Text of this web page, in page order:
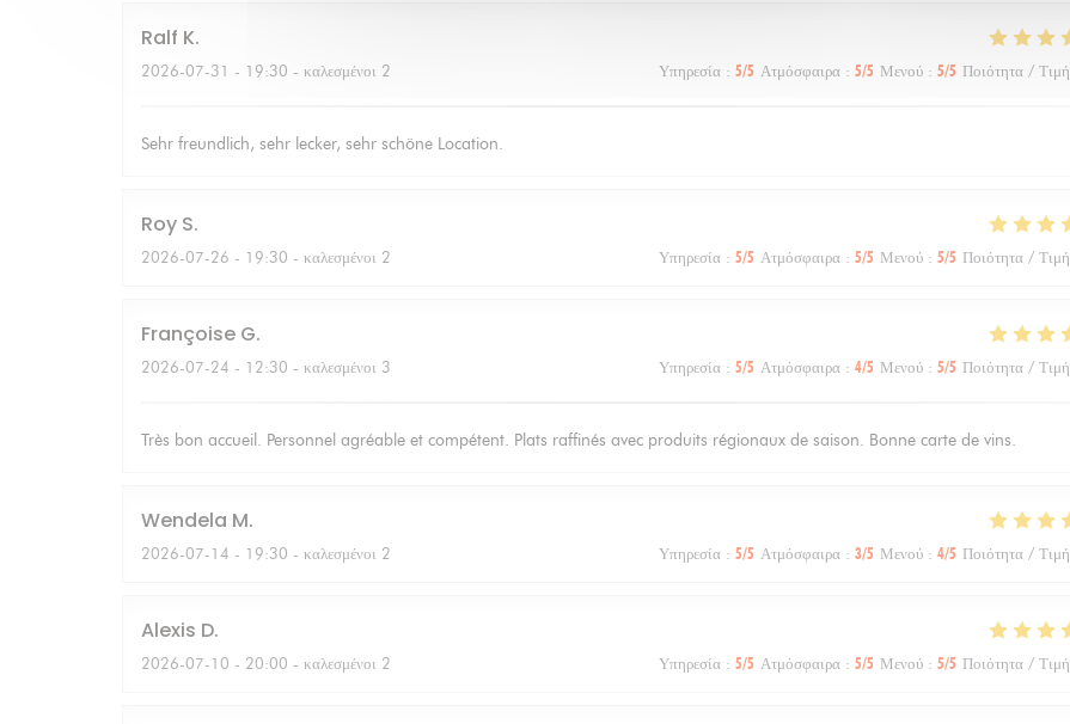
Ralf K
2026-07-31 - 19:30 - καλεσμένοι 2 Υπηρεσία : 5/5 Ατμόσφαιρα : 5/5 Μενού : 5/5 Ποιότητα / Τιμή
Sehr freundlich, sehr lecker, sehr schöne Location.
Roy S
2026-07-26 - 19:30 - καλεσμένοι 2 Υπηρεσία : 5/5 Ατμόσφαιρα : 5/5 Μενού : 5/5 Ποιότητα / Τιμή
Françoise G
2026-07-24 - 12:30 - καλεσμένοι 3 Υπηρεσία : 5/5 Ατμόσφαιρα : 4/5 Μενού : 5/5 Ποιότητα / Τιμή
Très bon accueil. Personnel agréable et compétent. Plats raffinés avec produits régionaux de saison. Bonne carte de vins.
Wendela M
2026-07-14 - 19:30 - καλεσμένοι 2 Υπηρεσία : 5/5 Ατμόσφαιρα : 3/5 Μενού : 4/5 Ποιότητα / Τιμή
Alexis D
2026-07-10 - 20:00 - καλεσμένοι 2 Υπηρεσία : 5/5 Ατμόσφαιρα : 5/5 Μενού : 5/5 Ποιότητα / Τιμή